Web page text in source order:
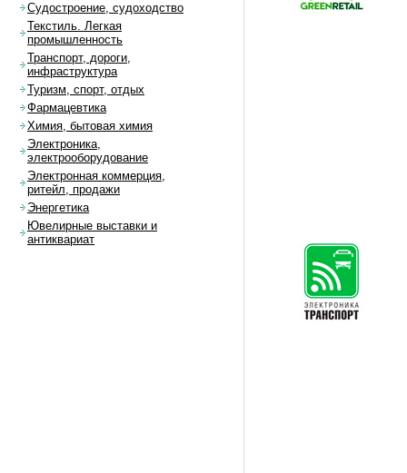
Судостроение, судоходство
Текстиль. Легкая
промышленность
Транспорт, дороги,
инфраструктура
Туризм, спорт, отдых
Фармацевтика
Химия, бытовая химия
Электроника,
электрооборудование
Электронная коммерция,
ритейл, продажи
Энергетика
Ювелирные выставки и
антиквариат